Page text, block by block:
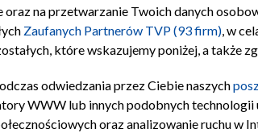
na przetwarzanie Twoich danych
Zaufanych Partnerów TVP (93 firm), w
które wskazujemy poniżej, a także
odwiedzania przez Ciebie naszych
WWW lub innych podobnych technologii
oraz analizowanie ruchu w